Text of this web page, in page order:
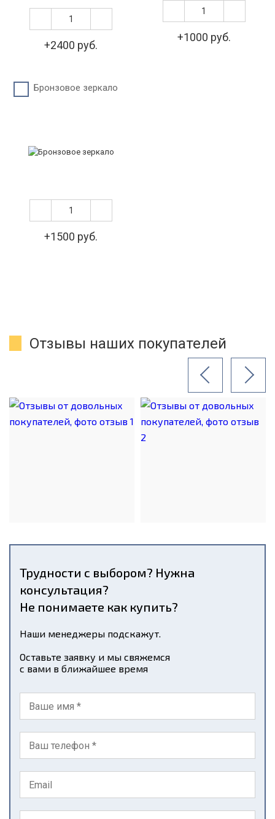
+2400 руб.
+1000 руб.
Бронзовое зеркало
+1500 руб.
Отзывы наших покупателей
Трудности с выбором? Нужна
консультация?
Не понимаете как купить?
Наши менеджеры подскажут.
Оставьте заявку и мы свяжемся
с вами в ближайшее время